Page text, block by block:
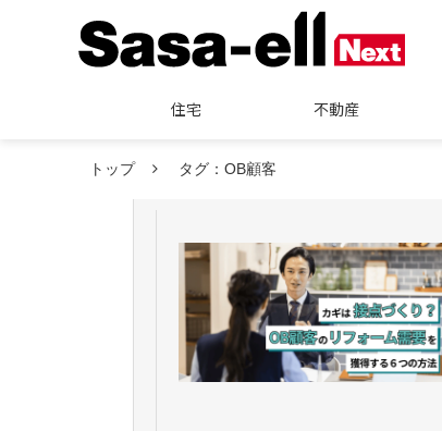
住宅 不動産
トップ タグ：OB顧客